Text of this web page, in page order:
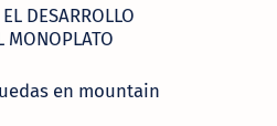
DESARROLLO
MONOPLATO
en mountain